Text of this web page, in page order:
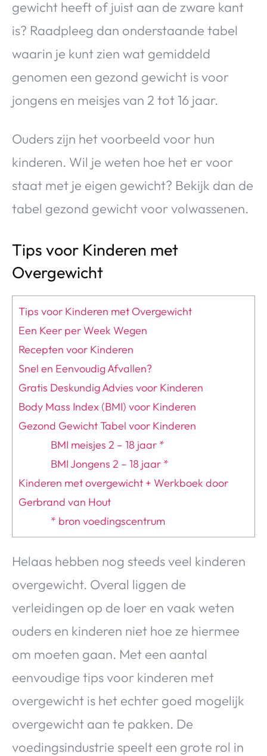
gewicht heeft of juist aan de zware kant
is? Raadpleeg dan onderstaande tabel
waarin je kunt zien wat gemiddeld
genomen een gezond gewicht is voor
jongens en meisjes van 2 tot 16 jaar.
Ouders zijn het voorbeeld voor hun
kinderen. Wil je weten hoe het er voor
staat met je eigen gewicht? Bekijk dan de
tabel gezond gewicht voor volwassenen.
Tips voor Kinderen met
Overgewicht
Tips voor Kinderen met Overgewicht
Een Keer per Week Wegen
Recepten voor Kinderen
Snel en Eenvoudig Afvallen?
Gratis Deskundig Advies voor Kinderen
Body Mass Index (BMI) voor Kinderen
Gezond Gewicht Tabel voor Kinderen
BMI meisjes 2 – 18 jaar *
BMI Jongens 2 – 18 jaar *
Kinderen met overgewicht + Werkboek door
Gerbrand van Hout
* bron voedingscentrum
Helaas hebben nog steeds veel kinderen
overgewicht. Overal liggen de
verleidingen op de loer en vaak weten
ouders en kinderen niet hoe ze hiermee
om moeten gaan. Met een aantal
eenvoudige tips voor kinderen met
overgewicht is het echter goed mogelijk
overgewicht aan te pakken. De
voedingsindustrie speelt een grote rol in